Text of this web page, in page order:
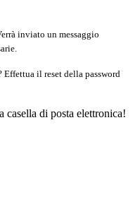
inviato un messaggio
Effettua il reset della password
casella di posta elettronica!